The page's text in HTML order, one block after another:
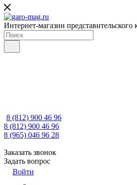
Интернет-магазин представительского
8 (812) 900 46 96
8 (812) 900 46 96
8 (965) 046 96 28
Заказать звонок
Задать вопрос
Войти